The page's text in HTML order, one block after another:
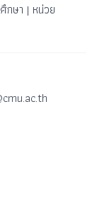
กษา | หน่วย